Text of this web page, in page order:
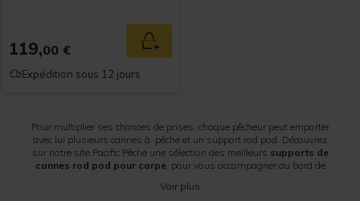
119,00 € Ajouter au panier
Expédition sous 12 jours
Pour multiplier ses chances de prises, chaque pêcheur peut emporter
avec lui plusieurs cannes à pêche et un support rod pod. Découvrez
sur notre site Pacific Pêche une sélection des meilleurs supports de
cannes rod pod pour carpe, pour vous accompagner au bord de
à tous vos besoins. Choisissez celui qui vous conviendra le mieux en
Voir plus